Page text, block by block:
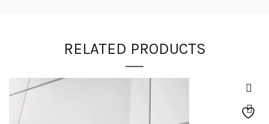
RELATED PRODUCTS